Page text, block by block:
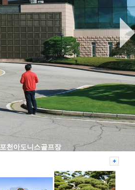
포천아도니스골프장